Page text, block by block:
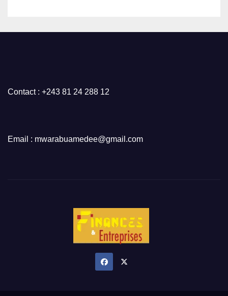
Contact : +243 81 24 288 12
Email : mwarabuamedee@gmail.com